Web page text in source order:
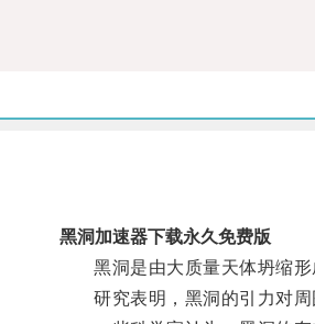
黑洞加速器下载永久免费版
黑洞是由大质量天体坍缩形
研究表明，黑洞的引力对周